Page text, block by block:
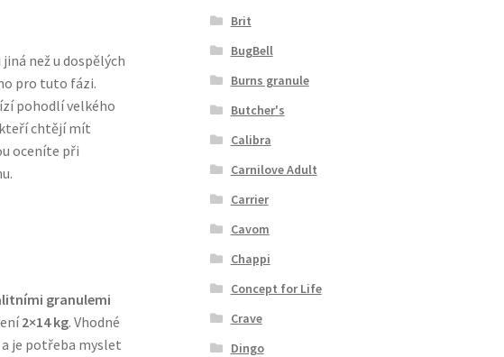
než u dospělých
pro tuto fázi.
pohodlí velkého
chtějí mít
oceníte při
granulemi
2×14 kg. Vhodné
je potřeba myslet
Brit
BugBell
Burns granule
Butcher's
Calibra
Carnilove Adult
Carrier
Cavom
Chappi
Concept for Life
Crave
Dingo